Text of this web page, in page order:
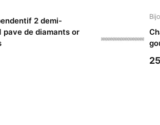
2 demi-
pave de diamants or